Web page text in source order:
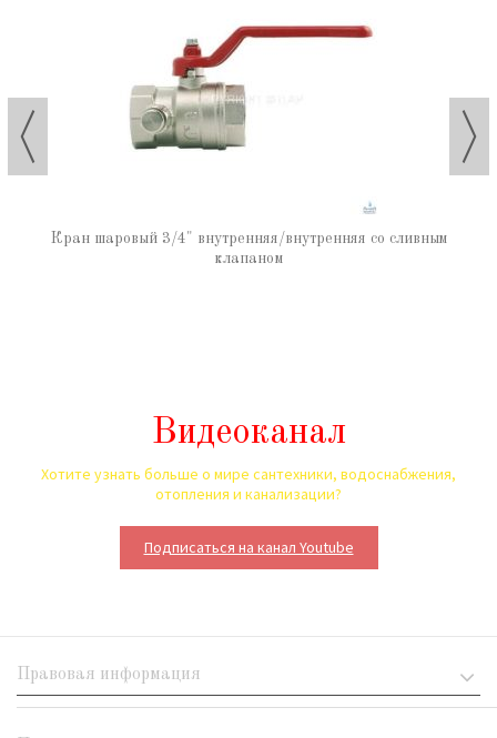
Кран шаровый 3/4" внутренняя/внутренняя со сливным
клапаном
Видеоканал
Хотите узнать больше о мире сантехники, водоснабжения,
отопления и канализации?
Подписаться на канал Youtube
Правовая информация